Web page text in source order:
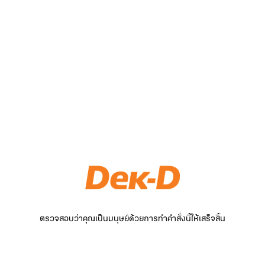
ตรวจสอบว่าคุณเป็นมนุษย์ด้วยการทำคำสั่งนี้ให้เสร็จสิ้น